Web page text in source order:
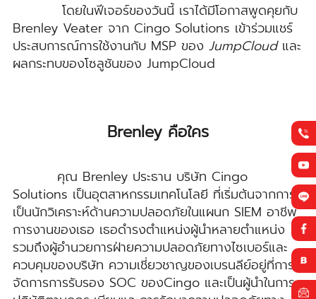
โดยในฟีเจอร์ของวันนี้ เราได้มีโอกาสพูดคุยกับ
Brenley Veater จาก Cingo Solutions เข้าร่วมแชร์
ประสบการณ์การใช้งานกับ MSP ของ JumpCloud และ
ผลกระทบของโซลูชันของ JumpCloud
Brenley คือใคร
คุณ Brenley ประธาน บริษัท Cingo
Solutions เป็นอุตสาหกรรมเทคโนโลยี ที่เริ่มต้นจากการ
เป็นนักวิเคราะห์ด้านความปลอดภัยในแผนก SIEM อาชีพ
การงานของเธอ เธอดำรงตำแหน่งผู้นำหลายตำแหน่ง
รวมถึงผู้อำนวยการฝ่ายความปลอดภัยทางไซเบอร์และ
ควบคุมของบริษัท ความเชี่ยวชาญของเบรนลีย์อยู่ที่การ
จัดการการรับรอง SOC ของCingo และเป็นผู้นำในการ